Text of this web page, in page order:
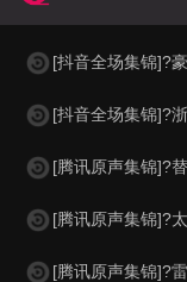
[抖音全场集锦]?豪取11连
[抖音全场集锦]?浙江轻取江
[腾讯原声集锦]?替补得分
[腾讯原声集锦]?太阳击退
[腾讯原声集锦]?雷霆擒快船